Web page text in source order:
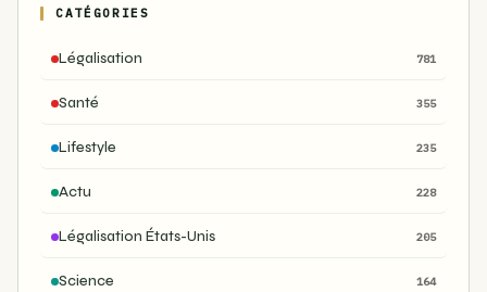
CATÉGORIES
Légalisation 781
Santé 355
Lifestyle 235
Actu 228
Légalisation États-Unis 205
Science 164